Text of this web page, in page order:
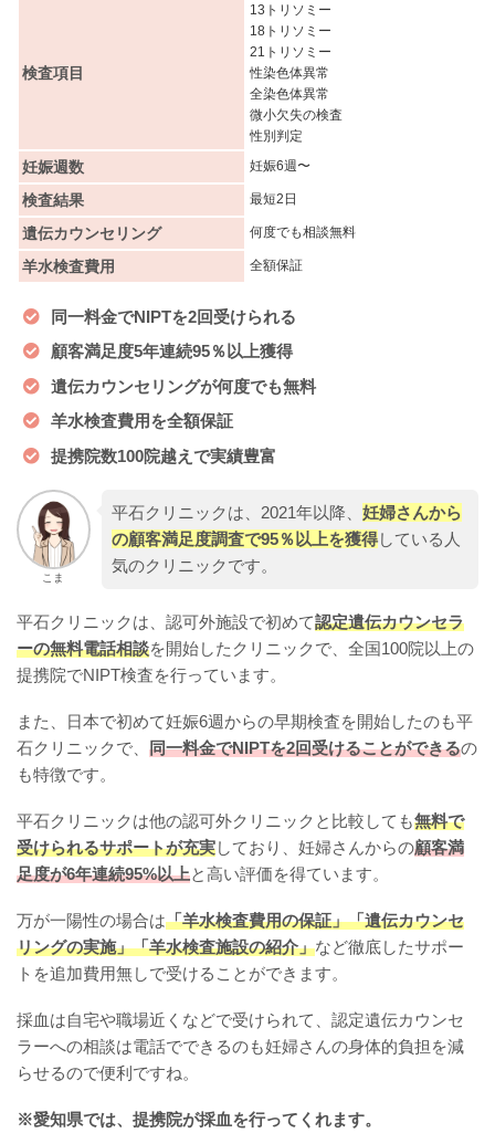
検査項目
13トリソミー
18トリソミー
21トリソミー
性染色体異常
全染色体異常
微小欠失の検査
性別判定
妊娠週数 妊娠6週〜
検査結果 最短2日
遺伝カウンセリング 何度でも相談無料
羊水検査費用 全額保証
同一料金でNIPTを2回受けられる
顧客満足度5年連続95％以上獲得
遺伝カウンセリングが何度でも無料
羊水検査費用を全額保証
提携院数100院越えで実績豊富
こま
平石クリニックは、2021年以降、 妊婦さんから
の顧客満足度調査で95％以上を獲得している人
気のクリニックです。
平石クリニックは、認可外施設で初めて認定遺伝カウンセラ
ーの無料電話相談を開始したクリニックで、全国100院以上の
提携院でNIPT検査を行っています。
また、日本で初めて妊娠6週からの早期検査を開始したのも平
石クリニックで、 同一料金でNIPTを2回受けることができるの
も特徴です。
平石クリニックは他の認可外クリニックと比較しても無料で
受けられるサポートが充実しており、妊婦さんからの顧客満
足度が6年連続95%以上と高い評価を得ています。
万が一陽性の場合は「羊水検査費用の保証」「遺伝カウンセ
リングの実施」「羊水検査施設の紹介」など徹底したサポー
トを追加費用無しで受けることができます。
採血は自宅や職場近くなどで受けられて、認定遺伝カウンセ
ラーへの相談は電話でできるのも妊婦さんの身体的負担を減
らせるので便利ですね。
※愛知県では、提携院が採血を行ってくれます。